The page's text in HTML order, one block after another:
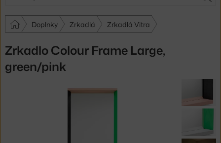
Doplnky Zrkadlá Zrkadlá Vitra
Zrkadlo Colour Frame Large,
green/pink